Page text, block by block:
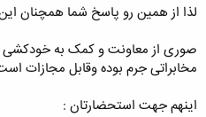
لذا از همین رو پاسخ شما همچنان
صوری از معاونت و کمک به خودکشی
مخابراتی جرم بوده وقابل مجازات
اینهم جهت استحضارتان :